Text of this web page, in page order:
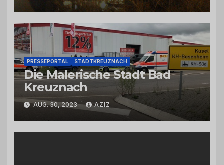
PRESSEPORTAL STADTKREUZNACH
Die Malerische Stadt Bad
Kreuznach
AUG. 30, 2023 AZIZ